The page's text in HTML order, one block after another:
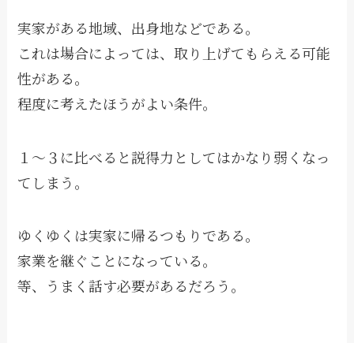
実家がある地域、出身地などである。
これは場合によっては、取り上げてもらえる可能
性がある。
程度に考えたほうがよい条件。
１～３に比べると説得力としてはかなり弱くなっ
てしまう。
ゆくゆくは実家に帰るつもりである。
家業を継ぐことになっている。
等、うまく話す必要があるだろう。